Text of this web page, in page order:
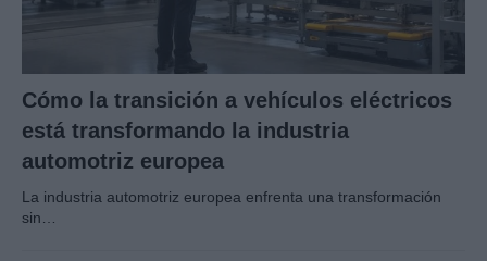
Cómo la transición a vehículos eléctricos
está transformando la industria
automotriz europea
La industria automotriz europea enfrenta una transformación
sin…